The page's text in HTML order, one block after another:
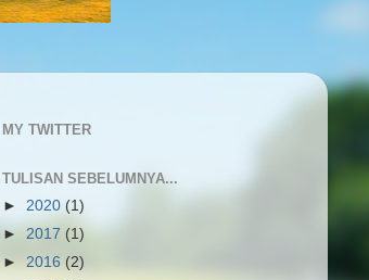
MY TWITTER
TULISAN SEBELUMNYA...
► 2020 (1)
► 2017 (1)
► 2016 (2)